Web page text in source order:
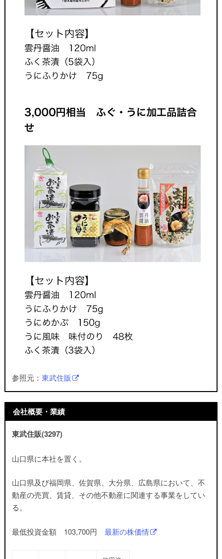
参照元：東武住販
会社概要・業績
東武住販(3297)
山口県に本社を置く。
山口県及び福岡県、佐賀県、大分県、広島県において、不
動産の売買、賃貸、その他不動産に関連する事業をしてい
る。
最低投資金額 103,700円最新の株価情